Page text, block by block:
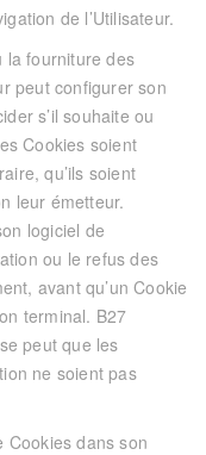
de l’Utilisateur.
la fourniture des
peut configurer son
s’il souhaite ou
Cookies soient
qu’ils soient
leur émetteur.
logiciel de
ou le refus des
avant qu’un Cookie
terminal. B27
peut que les
ne soient pas
Cookies dans son